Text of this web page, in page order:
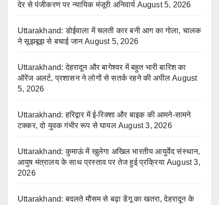
देर से पंजीकरण पर न्यायिक मंजूरी अनिवार्य August 5, 2026
Uttarakhand: डोईवाला में चलती कार बनी आग का गोला, चालक
ने सूझबूझ से बचाई जान August 5, 2026
Uttarakhand: देहरादून और बागेश्वर में बहुत भारी बारिश का
ऑरेंज अलर्ट, प्रशासन ने लोगों से सतर्क रहने की अपील August
5, 2026
Uttarakhand: हरिद्वार में ई-रिक्शा और बाइक की आमने-सामने
टक्कर, दो युवक गंभीर रूप से घायल August 3, 2026
Uttarakhand: कुमाऊं में खुलेगा अखिल भारतीय आयुर्वेद संस्थान,
आयुष मंत्रालय के साथ प्रस्ताव पर तेज हुई प्रक्रिया August 3,
2026
Uttarakhand: बदलते मौसम से बढ़ा डेंगू का खतरा, देहरादून के